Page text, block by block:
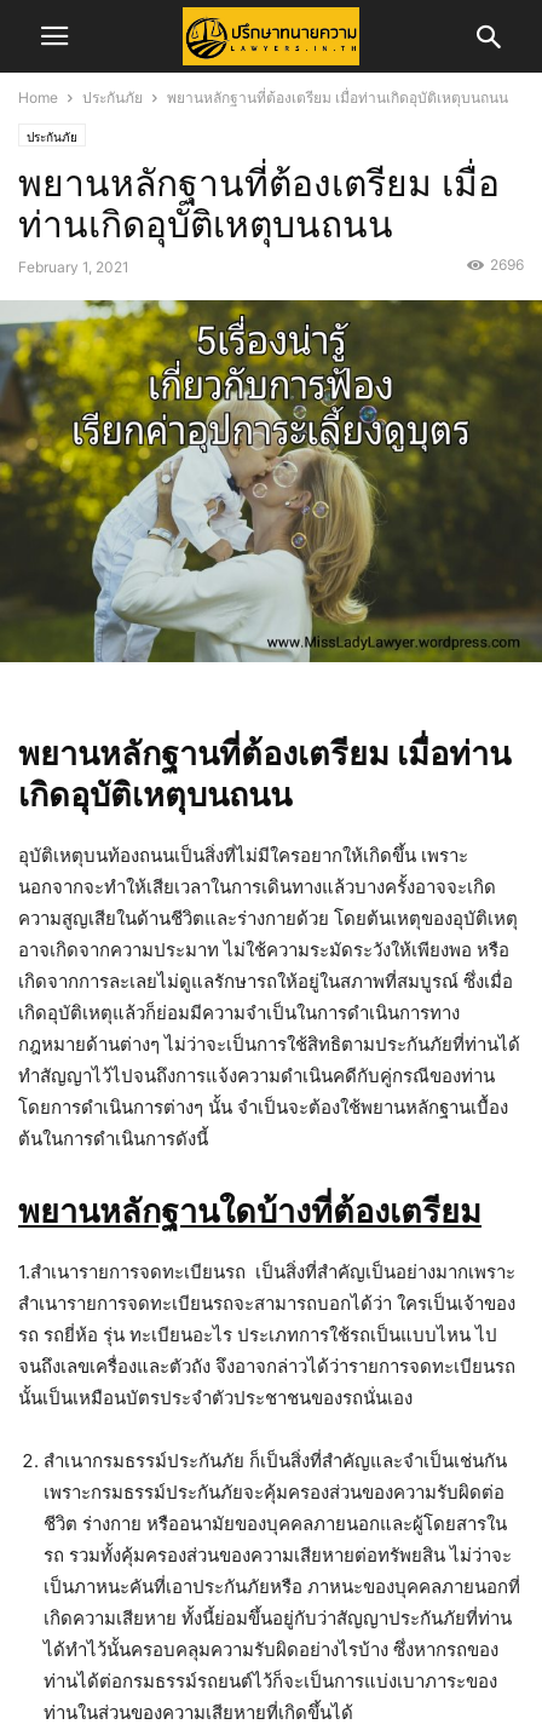
Home ประกันภัย พยานหลักฐานที่ต้องเตรียม เมื่อท่านเกิดอุบัติเหตุบนถนน
ประกันภัย
พยานหลักฐานที่ต้องเตรียม เมื่อ
ท่านเกิดอุบัติเหตุบนถนน
February 1, 2021 2696
พยานหลักฐานที่ต้องเตรียม เมื่อท่าน
เกิดอุบัติเหตุบนถนน
อุบัติเหตุบนท้องถนนเป็นสิ่งที่ไม่มีใครอยากให้เกิดขึ้น เพราะ
นอกจากจะทำให้เสียเวลาในการเดินทางแล้วบางครั้งอาจจะเกิด
ความสูญเสียในด้านชีวิตและร่างกายด้วย โดยต้นเหตุของอุบัติเหตุ
อาจเกิดจากความประมาท ไม่ใช้ความระมัดระวังให้เพียงพอ หรือ
เกิดจากการละเลยไม่ดูแลรักษารถให้อยู่ในสภาพที่สมบูรณ์ ซึ่งเมื่อ
เกิดอุบัติเหตุแล้วก็ย่อมมีความจำเป็นในการดำเนินการทาง
กฎหมายด้านต่างๆ ไม่ว่าจะเป็นการใช้สิทธิตามประกันภัยที่ท่านได้
ทำสัญญาไว้ไปจนถึงการแจ้งความดำเนินคดีกับคู่กรณีของท่าน
โดยการดำเนินการต่างๆ นั้น จำเป็นจะต้องใช้พยานหลักฐานเบื้อง
ต้นในการดำเนินการดังนี้
พยานหลักฐานใดบ้างที่ต้องเตรียม
1.สำเนารายการจดทะเบียนรถ เป็นสิ่งที่สำคัญเป็นอย่างมากเพราะ
สำเนารายการจดทะเบียนรถจะสามารถบอกได้ว่า ใครเป็นเจ้าของ
รถ รถยี่ห้อ รุ่น ทะเบียนอะไร ประเภทการใช้รถเป็นแบบไหน ไป
จนถึงเลขเครื่องและตัวถัง จึงอาจกล่าวได้ว่ารายการจดทะเบียนรถ
นั้นเป็นเหมือนบัตรประจำตัวประชาชนของรถนั่นเอง
สำเนากรมธรรม์ประกันภัย ก็เป็นสิ่งที่สำคัญและจำเป็นเช่นกัน
เพราะกรมธรรม์ประกันภัยจะคุ้มครองส่วนของความรับผิดต่อ
ชีวิต ร่างกาย หรืออนามัยของบุคคลภายนอกและผู้โดยสารใน
รถ รวมทั้งคุ้มครองส่วนของความเสียหายต่อทรัพยสิน ไม่ว่าจะ
เป็นภาหนะคันที่เอาประกันภัยหรือ ภาหนะของบุคคลภายนอกที่
เกิดความเสียหาย ทั้งนี้ย่อมขึ้นอยู่กับว่าสัญญาประกันภัยที่ท่าน
ได้ทำไว้นั้นครอบคลุมความรับผิดอย่างไรบ้าง ซึ่งหากรถของ
ท่านได้ต่อกรมธรรม์รถยนต์ไว้ก็จะเป็นการแบ่งเบาภาระของ
ท่านในส่วนของความเสียหายที่เกิดขึ้นได้